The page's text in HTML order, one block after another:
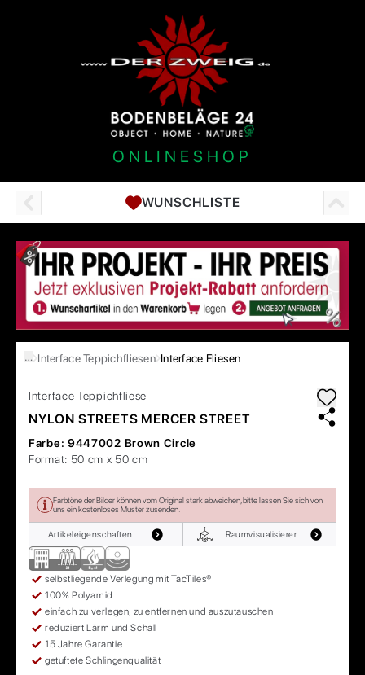
ONLINESHOP
WUNSCHLISTE
… Interface Teppichfliesen Interface Fliesen
Interface Teppichfliese
NYLON STREETS MERCER STREET
Farbe: 9447002 Brown Circle
Format: 50 cm x 50 cm
Farbtöne der Bilder können vom Original stark abweichen, bitte lassen Sie sich von
uns ein kostenloses Muster zusenden.
Artikeleigenschaften Raumvisualisierer
selbstliegende Verlegung mit TacTiles®
100% Polyamid
einfach zu verlegen, zu entfernen und auszutauschen
reduziert Lärm und Schall
15 Jahre Garantie
getuftete Schlingenqualität